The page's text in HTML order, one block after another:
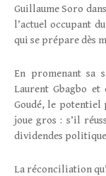
Guillaume Soro
l’actuel occupant
qui se prépare dès
En promenant sa
Laurent Gbagbo et
Goudé, le potentiel
joue gros : s’il
dividendes
La réconciliation